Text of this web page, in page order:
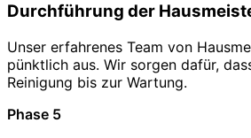
Durchführung der
Unser erfahrenes Team von
pünktlich aus. Wir sorgen dafür,
Reinigung bis zur Wartung.
Phase 5